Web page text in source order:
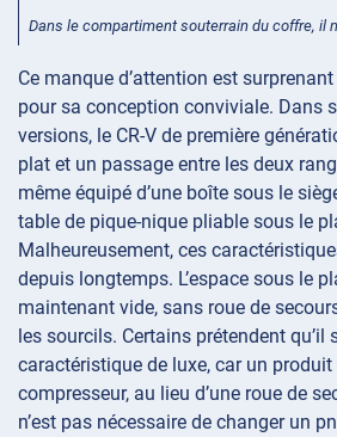
Dans le compartiment souterrain du coffre, il
Ce manque d’attention est
pour sa conception conviviale. Dans
versions, le CR-V de première
plat et un passage entre les deux
même équipé d’une boîte sous le
table de pique-nique pliable sous le
Malheureusement, ces
depuis longtemps. L’espace sous le
maintenant vide, sans roue de
les sourcils. Certains prétendent qu’il
caractéristique de luxe, car un produit
compresseur, au lieu d’une roue de
n’est pas nécessaire de changer un